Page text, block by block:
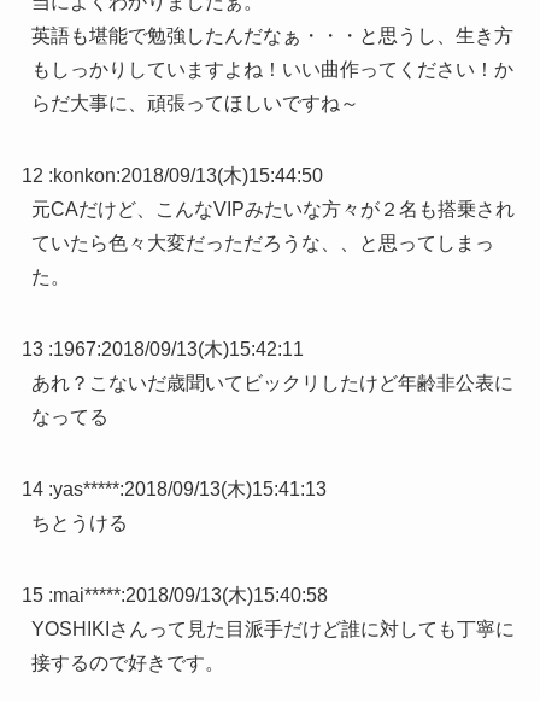
英語も堪能で勉強したんだなぁ・・・と思うし、生き方
もしっかりしていますよね！いい曲作ってください！か
らだ大事に、頑張ってほしいですね～
12 :konkon:2018/09/13(木)15:44:50
元CAだけど、こんなVIPみたいな方々が２名も搭乗され
ていたら色々大変だっただろうな、、と思ってしまっ
た。
13 :1967:2018/09/13(木)15:42:11
あれ？こないだ歳聞いてビックリしたけど年齢非公表に
なってる
14 :yas*****:2018/09/13(木)15:41:13
ちとうける
15 :mai*****:2018/09/13(木)15:40:58
YOSHIKIさんって見た目派手だけど誰に対しても丁寧に
接するので好きです。